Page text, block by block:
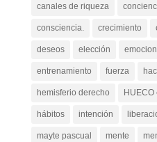
canales de riqueza
consciencia. crecimiento
deseos elección
entrenamiento fuerza
hemisferio derecho
hábitos intención
mayte pascual mente